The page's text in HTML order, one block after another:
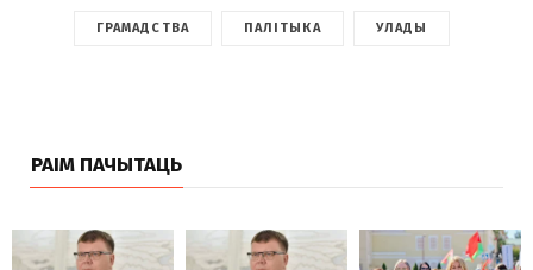
ГРАМАДСТВА ПАЛІТЫКА УЛАДЫ
РАІМ ПАЧЫТАЦЬ